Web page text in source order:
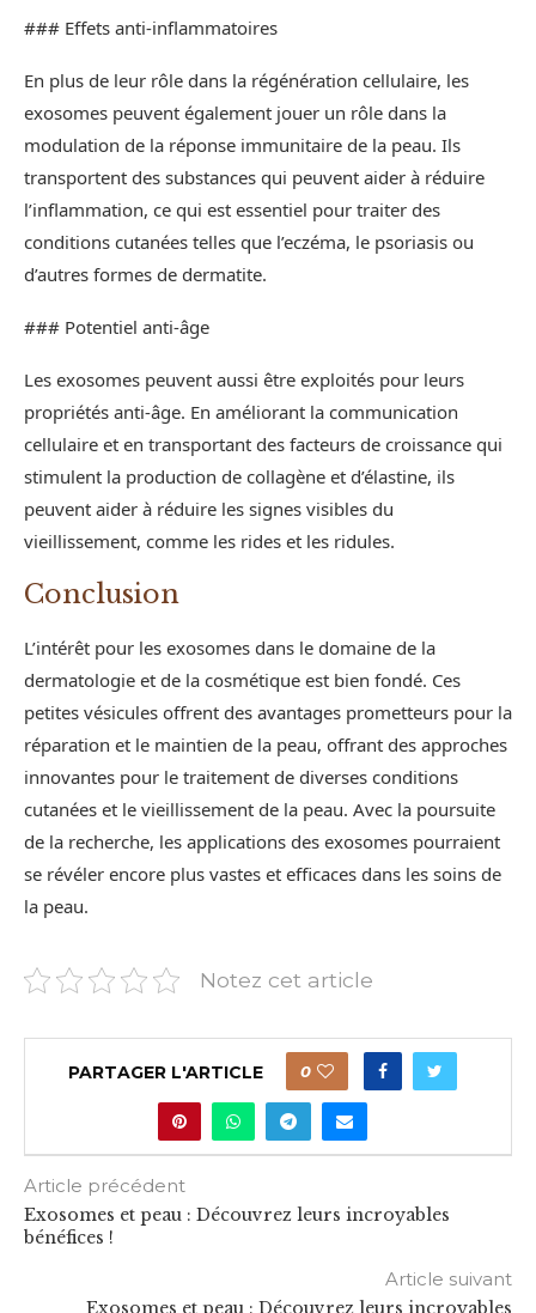
### Effets anti-inflammatoires
En plus de leur rôle dans la régénération cellulaire, les
exosomes peuvent également jouer un rôle dans la
modulation de la réponse immunitaire de la peau. Ils
transportent des substances qui peuvent aider à réduire
l’inflammation, ce qui est essentiel pour traiter des
conditions cutanées telles que l’eczéma, le psoriasis ou
d’autres formes de dermatite.
### Potentiel anti-âge
Les exosomes peuvent aussi être exploités pour leurs
propriétés anti-âge. En améliorant la communication
cellulaire et en transportant des facteurs de croissance qui
stimulent la production de collagène et d’élastine, ils
peuvent aider à réduire les signes visibles du
vieillissement, comme les rides et les ridules.
Conclusion
L’intérêt pour les exosomes dans le domaine de la
dermatologie et de la cosmétique est bien fondé. Ces
petites vésicules offrent des avantages prometteurs pour la
réparation et le maintien de la peau, offrant des approches
innovantes pour le traitement de diverses conditions
cutanées et le vieillissement de la peau. Avec la poursuite
de la recherche, les applications des exosomes pourraient
se révéler encore plus vastes et efficaces dans les soins de
la peau.
Notez cet article
PARTAGER L'ARTICLE 0
Article précédent
Exosomes et peau : Découvrez leurs incroyables
bénéfices !
Article suivant
Exosomes et peau : Découvrez leurs incroyables